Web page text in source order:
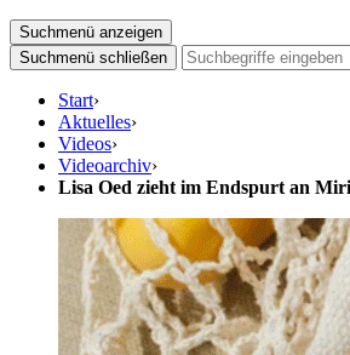
Suchmenü anzeigen
Suchmenü schließen
Start›
Aktuelles›
Videos›
Videoarchiv›
Lisa Oed zieht im Endspurt an